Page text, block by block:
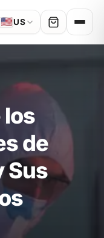
🇺🇸US
los
de
Sus